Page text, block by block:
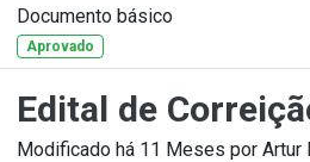
Documento básico
Aprovado
Edital de
Modificado há 11 Meses por Artur